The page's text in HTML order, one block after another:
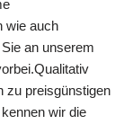
wie auch
an unserem
zu preisgünstigen
wir die